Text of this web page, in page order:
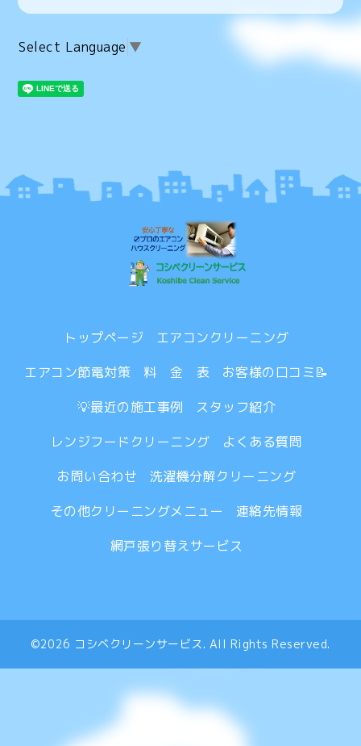
Select Language ▼
トップページ
エアコンクリーニング
エアコン節電対策
料 金 表
お客様の口コミ📝
💡最近の施工事例
スタッフ紹介
レンジフードクリーニング
よくある質問
お問い合わせ
洗濯機分解クリーニング
その他クリーニングメニュー
連絡先情報
網戸張り替えサービス
©2026 コシベクリーンサービス. All Rights Reserved.